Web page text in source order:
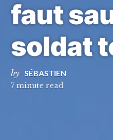
faut
soldat
by SÉBASTIEN
7 minute read